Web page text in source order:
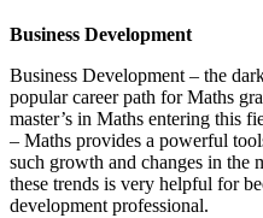
Business Development
Business Development – the
popular career path for Maths
master’s in Maths entering this
– Maths provides a powerful
such growth and changes in the
these trends is very helpful for
development professional.